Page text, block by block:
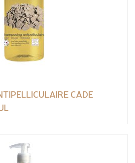
CADE